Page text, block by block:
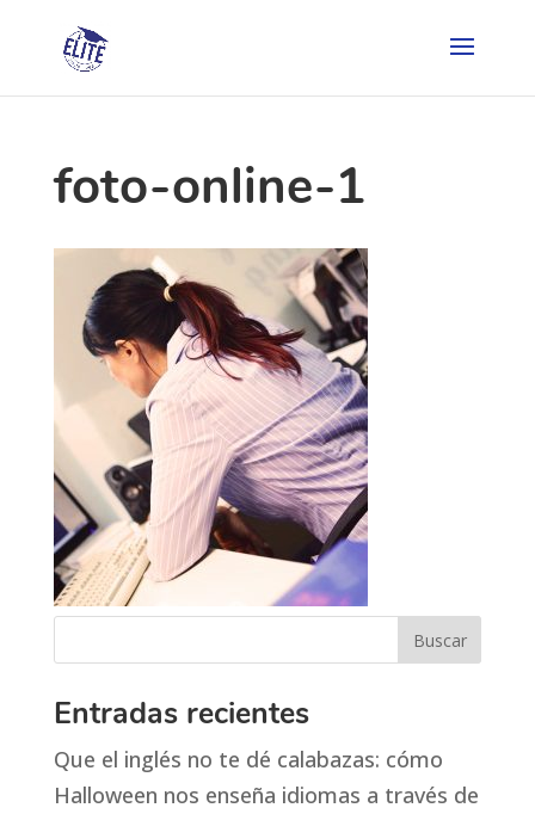
foto-online-1
Entradas recientes
Que el inglés no te dé calabazas: cómo
Halloween nos enseña idiomas a través de